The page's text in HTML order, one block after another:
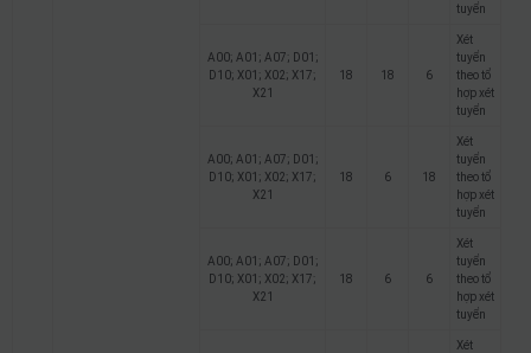
tuyển
A00; A01; A07; D01;
D10; X01; X02; X17;
X21
18 18 6
Xét
tuyển
theo tổ
hợp xét
tuyển
A00; A01; A07; D01;
D10; X01; X02; X17;
X21
18 6 18
Xét
tuyển
theo tổ
hợp xét
tuyển
A00; A01; A07; D01;
D10; X01; X02; X17;
X21
18 6 6
Xét
tuyển
theo tổ
hợp xét
tuyển
Xét